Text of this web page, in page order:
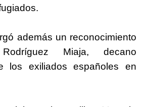
además un reconocimiento
Miaja, decano
los exiliados españoles en